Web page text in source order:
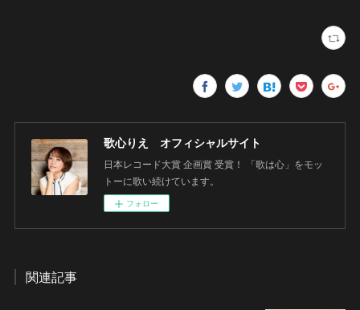
歌心りえ オフィシャルサイト
日本レコード大賞 企画賞 受賞！ 「歌は心」をモッ
トーに歌い続けています。
フォロー
関連記事